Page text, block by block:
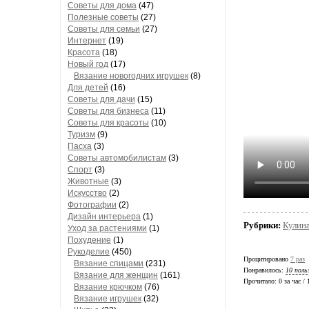
Советы для дома (47)
Полезные советы (27)
Советы для семьи (27)
Интернет (19)
Красота (18)
Новый год (17)
Вязание новогодних игрушек (8)
Для детей (16)
Советы для дачи (15)
Советы для бизнеса (11)
Советы для красоты (10)
Туризм (9)
Пасха (3)
Советы автомобилистам (3)
Спорт (3)
Животные (3)
Искусство (2)
Фотографии (2)
Дизайн интерьера (1)
Уход за растениями (1)
Похудение (1)
Рукоделие (450)
Вязание спицами (231)
Вязание для женщин (161)
Вязание крючком (76)
Вязание игрушек (32)
Рубрики:
Процитировано 7 раз
Понравилось: 10
Прочитало: 0 за час /